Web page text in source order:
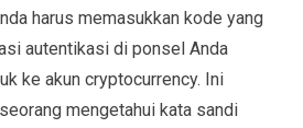
harus memasukkan kode yang
autentikasi di ponsel Anda
ke akun cryptocurrency. Ini
mengetahui kata sandi